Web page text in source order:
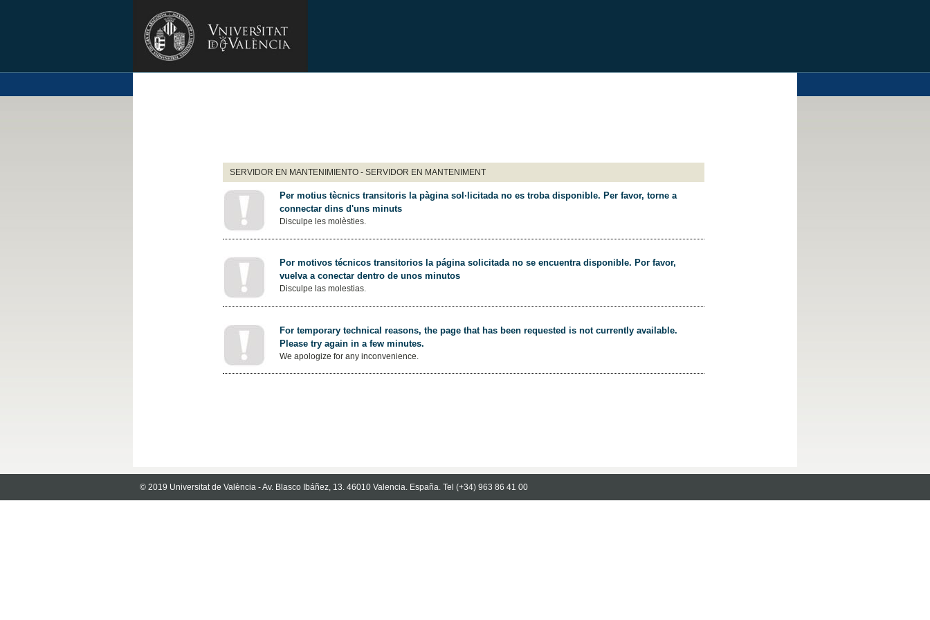
SERVIDOR EN MANTENIMIENTO - SERVIDOR EN MANTENIMENT
Per motius tècnics transitoris la pàgina sol·licitada no es troba disponible. Per favor, torne a
connectar dins d'uns minuts
Disculpe les molèsties.
Por motivos técnicos transitorios la página solicitada no se encuentra disponible. Por favor,
vuelva a conectar dentro de unos minutos
Disculpe las molestias.
For temporary technical reasons, the page that has been requested is not currently available.
Please try again in a few minutes.
We apologize for any inconvenience.
© 2019 Universitat de València - Av. Blasco Ibáñez, 13. 46010 Valencia. España. Tel (+34) 963 86 41 00